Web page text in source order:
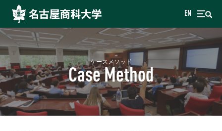
EN
ケースメソッド
Case Method